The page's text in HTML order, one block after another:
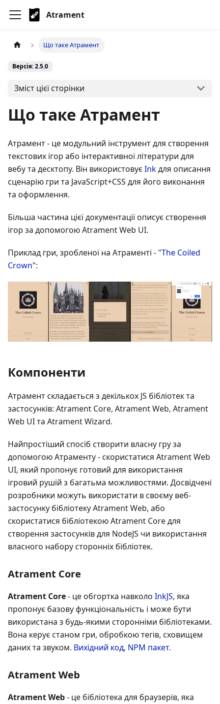
Atrament
Що таке Атрамент
Версія: 2.5.0
Зміст цієї сторінки
Що таке Атрамент
Атрамент - це модульний інструмент для створення
текстових ігор або інтерактивної літератури для
вебу та десктопу. Він використовуєInkдля описання
сценарію гри та JavaScript+CSS для його виконання
та оформлення.
Більша частина цієї документації описує створення
ігор за допомогою Atrament Web UI.
Приклад гри, зробленої на Атраменті - "The Coiled
Crown":
Компоненти
Атрамент складається з декількох JS бібліотек та
застосунків: Atrament Core, Atrament Web, Atrament
Web UI та Atrament Wizard.
Найпростіший спосіб створити власну гру за
допомогою Атраменту - скористатися Atrament Web
UI, який пропонує готовий для використання
ігровий рушій з багатьма можливостями. Досвідчені
розробники можуть використати в своєму веб-
застосунку бібліотеку Atrament Web, або
скористатися бібліотекою Atrament Core для
створення застосунків для NodeJS чи використання
власного набору сторонніх бібліотек.
Atrament Core
Atrament Core- це обгортка навколо InkJS, яка
пропонує базову функціональність і може бути
використана з будь-якими сторонніми бібліотеками.
Вона керує станом гри, обробкою тегів, сховищем
даних та звуком. Вихідний код, NPM пакет.
Atrament Web
Atrament Web- це бібліотека для браузерів, яка